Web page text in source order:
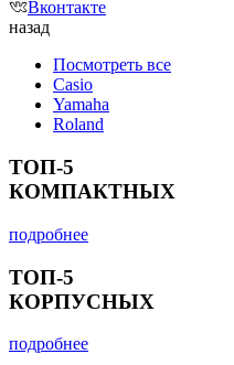
Вконтакте
назад
Посмотреть все
Casio
Yamaha
Roland
ТОП-5
КОМПАКТНЫХ
подробнее
ТОП-5
КОРПУСНЫХ
подробнее